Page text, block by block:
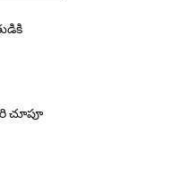
చూపూ